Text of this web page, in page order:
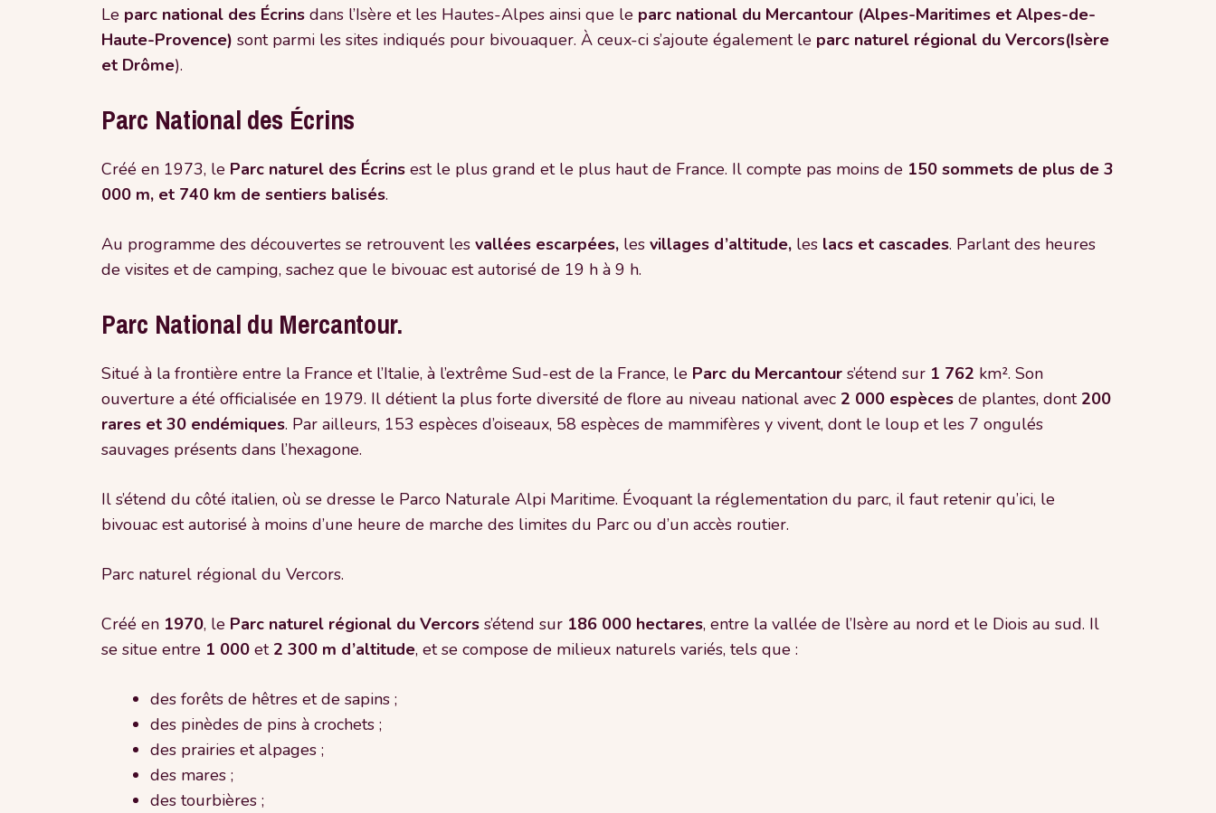
Le parc national des Écrins dans l’Isère et les Hautes-Alpes ainsi que le parc national du Mercantour (Alpes-Maritimes et Alpes-de-
Haute-Provence) sont parmi les sites indiqués pour bivouaquer. À ceux-ci s’ajoute également le parc naturel régional du Vercors(Isère
et Drôme).
Parc National des Écrins
Créé en 1973, le Parc naturel des Écrins est le plus grand et le plus haut de France. Il compte pas moins de 150 sommets de plus de 3
000 m, et 740 km de sentiers balisés.
Au programme des découvertes se retrouvent les vallées escarpées, les villages d’altitude, les lacs et cascades. Parlant des heures
de visites et de camping, sachez que le bivouac est autorisé de 19 h à 9 h.
Parc National du Mercantour.
Situé à la frontière entre la France et l’Italie, à l’extrême Sud-est de la France, le Parc du Mercantour s’étend sur 1 762 km². Son
ouverture a été officialisée en 1979. Il détient la plus forte diversité de flore au niveau national avec 2 000 espèces de plantes, dont 200
rares et 30 endémiques. Par ailleurs, 153 espèces d’oiseaux, 58 espèces de mammifères y vivent, dont le loup et les 7 ongulés
sauvages présents dans l’hexagone.
Il s’étend du côté italien, où se dresse le Parco Naturale Alpi Maritime. Évoquant la réglementation du parc, il faut retenir qu’ici, le
bivouac est autorisé à moins d’une heure de marche des limites du Parc ou d’un accès routier.
Parc naturel régional du Vercors.
Créé en 1970, le Parc naturel régional du Vercors s’étend sur 186 000 hectares, entre la vallée de l’Isère au nord et le Diois au sud. Il
se situe entre 1 000 et 2 300 m d’altitude, et se compose de milieux naturels variés, tels que :
des forêts de hêtres et de sapins ;
des pinèdes de pins à crochets ;
des prairies et alpages ;
des mares ;
des tourbières ;